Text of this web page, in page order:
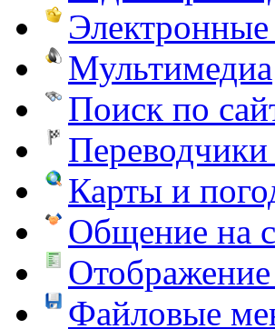
Мультимедиа
Поиск по
Переводчики
Карты и
Общение на
Файловые